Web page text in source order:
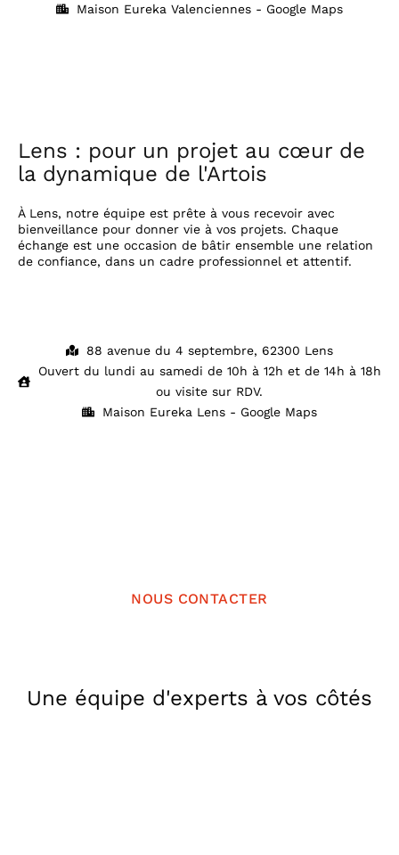
Maison Eureka Valenciennes - Google Maps
Lens : pour un projet au cœur de
la dynamique de l'Artois
À Lens, notre équipe est prête à vous recevoir avec
bienveillance pour donner vie à vos projets. Chaque
échange est une occasion de bâtir ensemble une relation
de confiance, dans un cadre professionnel et attentif.
88 avenue du 4 septembre, 62300 Lens
Ouvert du lundi au samedi de 10h à 12h et de 14h à 18h
ou visite sur RDV.
Maison Eureka Lens - Google Maps
NOUS CONTACTER
Une équipe d'experts à vos côtés